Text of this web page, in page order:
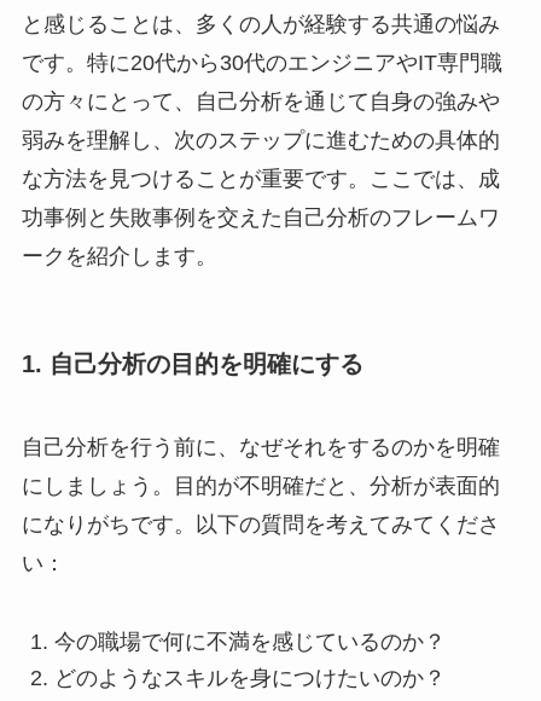
と感じることは、多くの人が経験する共通の悩み
です。特に20代から30代のエンジニアやIT専門職
の方々にとって、自己分析を通じて自身の強みや
弱みを理解し、次のステップに進むための具体的
な方法を見つけることが重要です。ここでは、成
功事例と失敗事例を交えた自己分析のフレームワ
ークを紹介します。
1. 自己分析の目的を明確にする
自己分析を行う前に、なぜそれをするのかを明確
にしましょう。目的が不明確だと、分析が表面的
になりがちです。以下の質問を考えてみてくださ
い：
今の職場で何に不満を感じているのか？
どのようなスキルを身につけたいのか？